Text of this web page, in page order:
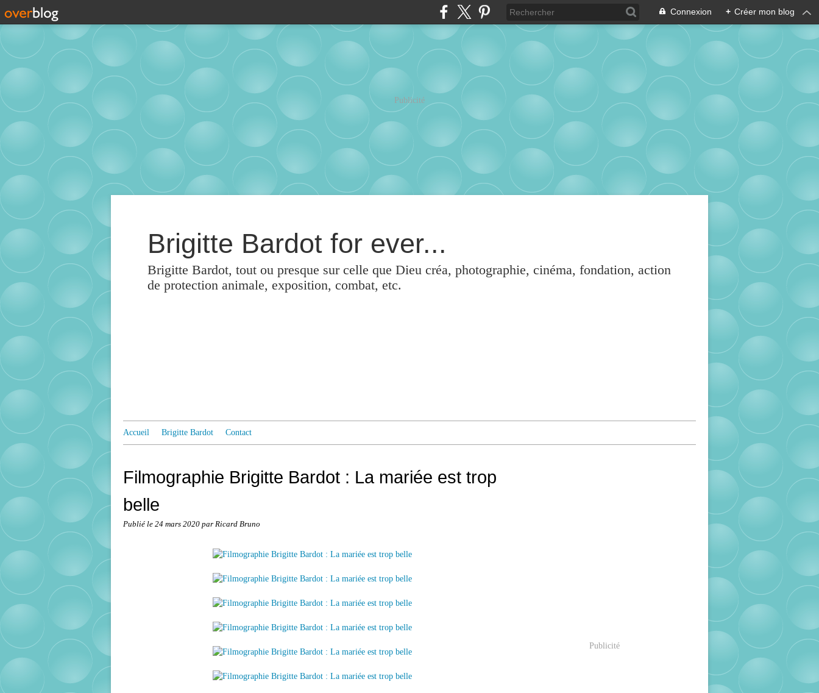
Connexion + Créer mon blog
Publicité
Brigitte Bardot for ever...
Brigitte Bardot, tout ou presque sur celle que Dieu créa, photographie, cinéma, fondation, action
de protection animale, exposition, combat, etc.
Accueil Brigitte Bardot Contact
Filmographie Brigitte Bardot : La mariée est trop
belle
Publié le 24 mars 2020 par Ricard Bruno
Publicité